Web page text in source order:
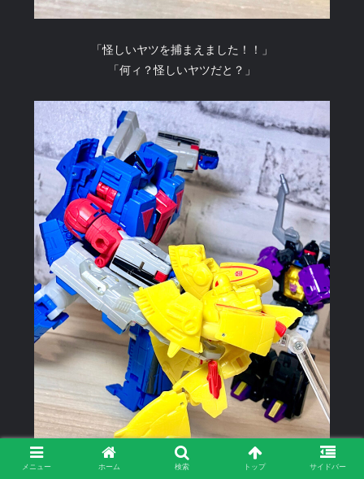
「怪しいヤツを捕まえました！！」
「何ィ？怪しいヤツだと？」
メニュー ホーム 検索 トップ サイドバー